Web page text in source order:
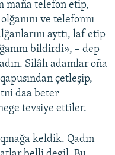
maña telefon etip,
ve telefonnı
ayttı, laf etip
bildirdi», – dep
Silâlı adamlar oña
çetleşip,
daa beter
tevsiye ettiler.
keldik. Qadın